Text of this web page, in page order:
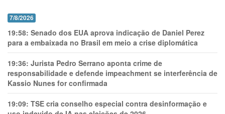
7/8/2026
19:58: Senado dos EUA aprova indicação de Daniel Perez
para a embaixada no Brasil em meio a crise diplomática
19:36: Jurista Pedro Serrano aponta crime de
responsabilidade e defende impeachment se interferência de
Kassio Nunes for confirmada
19:09: TSE cria conselho especial contra desinformação e